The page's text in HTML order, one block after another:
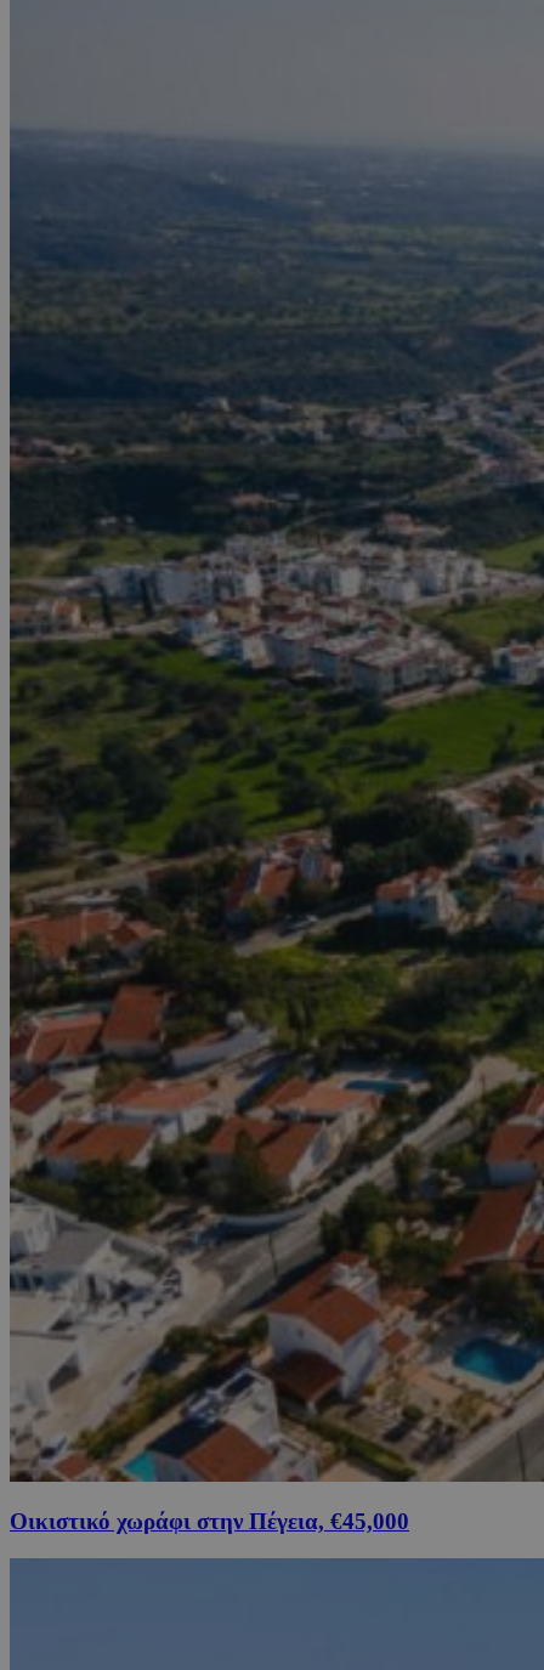
Οικιστικό χωράφι στην Πέγεια, €45,000